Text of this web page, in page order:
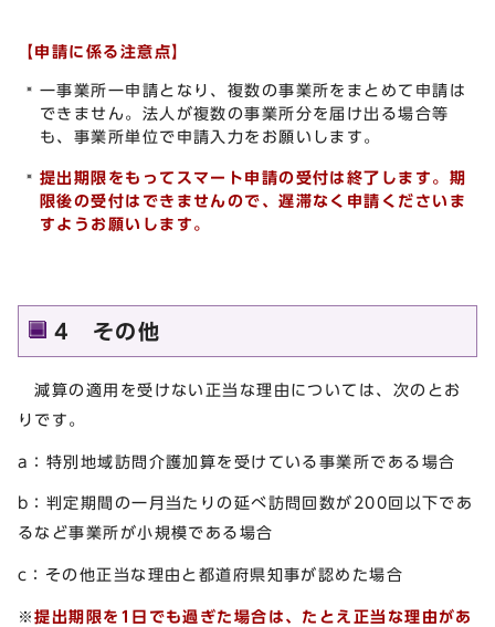
【申請に係る注意点】
一事業所一申請となり、複数の事業所をまとめて申請は
できません。法人が複数の事業所分を届け出る場合等
も、事業所単位で申請入力をお願いします。
提出期限をもってスマート申請の受付は終了します。期
限後の受付はできませんので、遅滞なく申請くださいま
すようお願いします。
4 その他
減算の適用を受けない正当な理由については、次のとお
りです。
a：特別地域訪問介護加算を受けている事業所である場合
b：判定期間の一月当たりの延べ訪問回数が200回以下であ
るなど事業所が小規模である場合
c：その他正当な理由と都道府県知事が認めた場合
※提出期限を1日でも過ぎた場合は、たとえ正当な理由があ